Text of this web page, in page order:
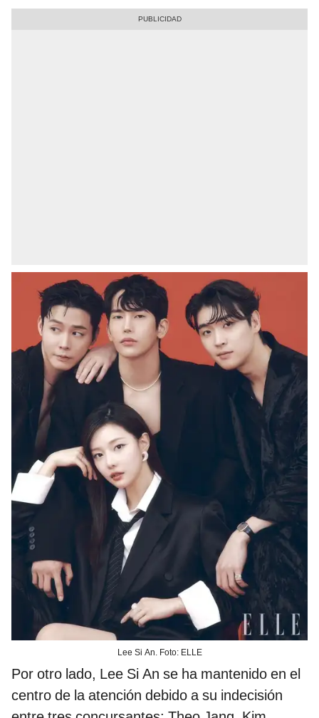
Lee Si An. Foto: ELLE
Por otro lado, Lee Si An se ha mantenido en el
centro de la atención debido a su indecisión